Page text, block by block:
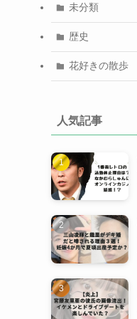
未分類
歴史
花好きの散歩
人気記事